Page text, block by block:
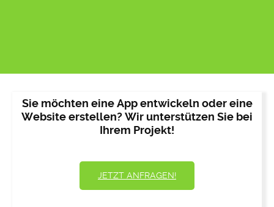
Sie möchten eine App entwickeln oder eine
Website erstellen? Wir unterstützen Sie bei
Ihrem Projekt!
JETZT ANFRAGEN!